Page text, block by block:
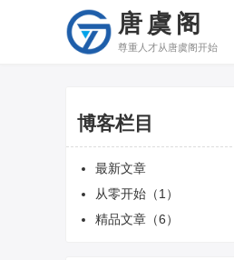
唐虞阁
尊重人才从唐虞阁开始
博客栏目
最新文章
从零开始（1）
精品文章（6）